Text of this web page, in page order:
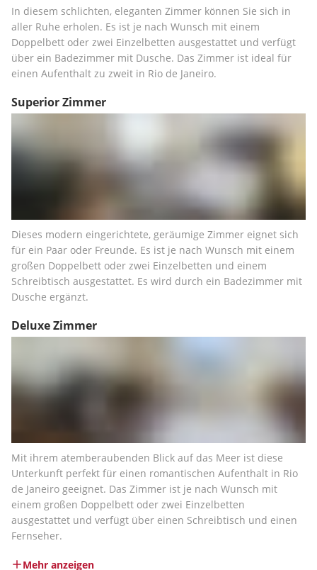
In diesem schlichten, eleganten Zimmer können Sie sich in
aller Ruhe erholen. Es ist je nach Wunsch mit einem
Doppelbett oder zwei Einzelbetten ausgestattet und verfügt
über ein Badezimmer mit Dusche. Das Zimmer ist ideal für
einen Aufenthalt zu zweit in Rio de Janeiro.
Superior Zimmer
Dieses modern eingerichtete, geräumige Zimmer eignet sich
für ein Paar oder Freunde. Es ist je nach Wunsch mit einem
großen Doppelbett oder zwei Einzelbetten und einem
Schreibtisch ausgestattet. Es wird durch ein Badezimmer mit
Dusche ergänzt.
Deluxe Zimmer
Mit ihrem atemberaubenden Blick auf das Meer ist diese
Unterkunft perfekt für einen romantischen Aufenthalt in Rio
de Janeiro geeignet. Das Zimmer ist je nach Wunsch mit
einem großen Doppelbett oder zwei Einzelbetten
ausgestattet und verfügt über einen Schreibtisch und einen
Fernseher.
Mehr anzeigen